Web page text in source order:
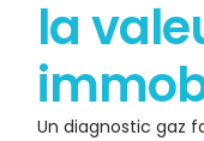
la
Un diagnostic gaz